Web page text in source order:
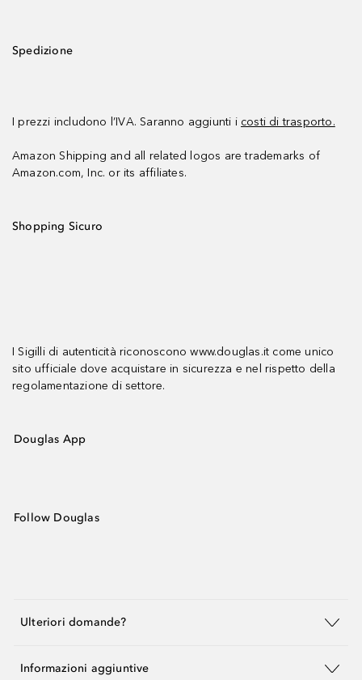
Spedizione
I prezzi includono l’IVA. Saranno aggiunti i costi di trasporto.
Amazon Shipping and all related logos are trademarks of
Amazon.com, Inc. or its affiliates.
Shopping Sicuro
I Sigilli di autenticità riconoscono www.douglas.it come unico
sito ufficiale dove acquistare in sicurezza e nel rispetto della
regolamentazione di settore.
Douglas App
Follow Douglas
Ulteriori domande?
Informazioni aggiuntive